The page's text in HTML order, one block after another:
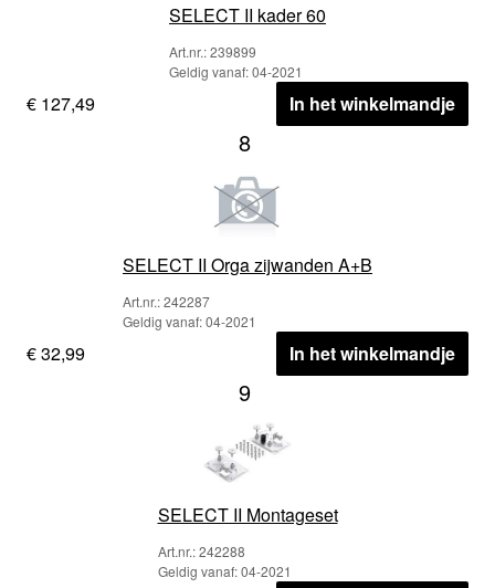
SELECT II kader 60
Art.nr.: 239899
Geldig vanaf: 04-2021
€ 127,49 In het winkelmandje
8
SELECT II Orga zijwanden A+B
Art.nr.: 242287
Geldig vanaf: 04-2021
€ 32,99 In het winkelmandje
9
SELECT II Montageset
Art.nr.: 242288
Geldig vanaf: 04-2021